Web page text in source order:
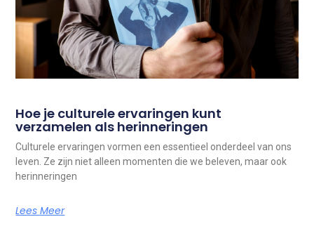
Hoe je culturele ervaringen kunt
verzamelen als herinneringen
Culturele ervaringen vormen een essentieel onderdeel van ons
leven. Ze zijn niet alleen momenten die we beleven, maar ook
herinneringen
Lees Meer